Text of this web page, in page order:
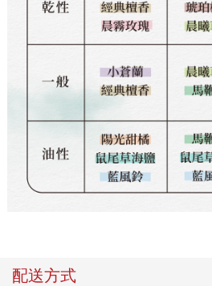
配送方式